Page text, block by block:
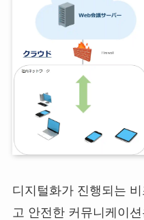
디지털화가 진행되는
고 안전한 커뮤니케이